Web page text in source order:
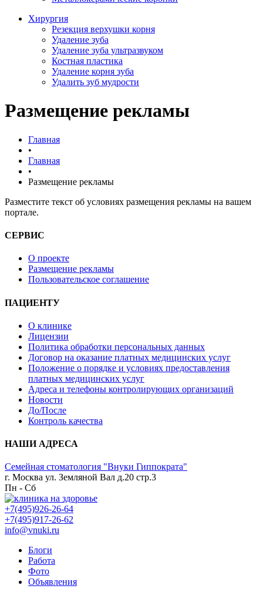
Хирургия
Резекция верхушки корня
Удаление зуба
Удаление зуба ультразвуком
Костная пластика
Удаление корня зуба
Удалить зуб мудрости
Размещение рекламы
Главная
•
Главная
•
Размещение рекламы
Разместите текст об условиях размещения рекламы на вашем
портале.
СЕРВИС
О проекте
Размещение рекламы
Пользовательское соглашение
ПАЦИЕНТУ
О клинике
Лицензии
Политика обработки персональных данных
Договор на оказание платных медицинских услуг
Положение о порядке и условиях предоставления
платных медицинских услуг
Адреса и телефоны контролирующих организаций
Новости
До/После
Контроль качества
НАШИ АДРЕСА
Семейная стоматология "Внуки Гиппократа"
г. Москва ул. Земляной Вал д.20 стр.3
Пн - Сб
+7(495)926-26-64
+7(495)917-26-62
info@vnuki.ru
Блоги
Работа
Фото
Объявления